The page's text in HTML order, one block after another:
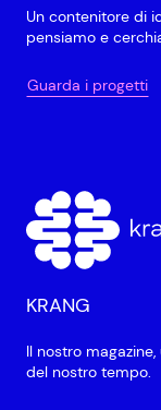
Un contenitore di
pensiamo e
Guarda i progetti
KRANG
Il nostro
del nostro tempo.